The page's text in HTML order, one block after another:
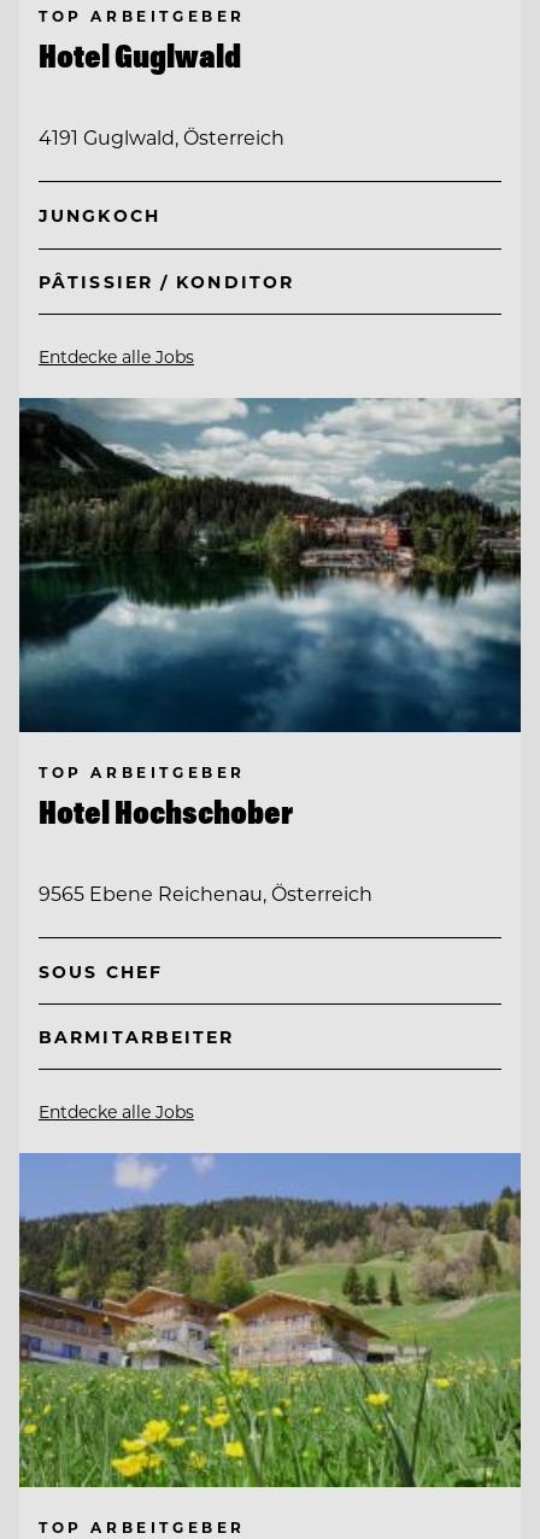
TOP ARBEITGEBER
Hotel Guglwald
4191 Guglwald, Österreich
JUNGKOCH
PÂTISSIER / KONDITOR
Entdecke alle Jobs
TOP ARBEITGEBER
Hotel Hochschober
9565 Ebene Reichenau, Österreich
SOUS CHEF
BARMITARBEITER
Entdecke alle Jobs
TOP ARBEITGEBER